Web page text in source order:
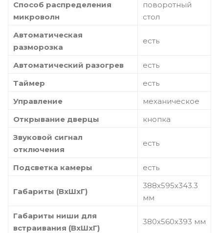
Способ распределения
микроволн
поворотный
стол
Автоматическая
разморозка
есть
Автоматический разогрев
есть
Таймер
есть
Управление
механическое
Открывание дверцы
кнопка
Звуковой сигнал
отключения
есть
Подсветка камеры есть
Габариты (ВхШхГ)
388х595х343.3
мм
Габариты ниши для
встраивания (ВхШхГ)
380х560х393 мм